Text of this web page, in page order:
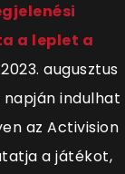
a leplet a
2023. augusztus
indulhat
az Activision
a játékot,